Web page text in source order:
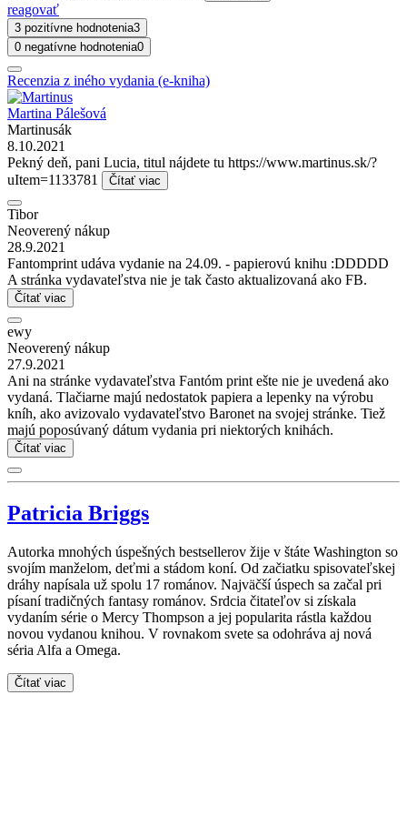
reagovať
3 pozitívne hodnotenia3
0 negatívne hodnotenia0
Recenzia z iného vydania (e-kniha)
Martina Pálešová
Martinusák
8.10.2021
Pekný deň, pani Lucia, titul nájdete tu https://www.martinus.sk/?
uItem=1133781
Čítať viac
Tibor
Neoverený nákup
28.9.2021
Fantomprint udáva vydanie na 24.09. - papierovú knihu :DDDDD
A stránka vydavateľstva nie je tak často aktualizovaná ako FB.
Čítať viac
ewy
Neoverený nákup
27.9.2021
Ani na stránke vydavateľstva Fantóm print ešte nie je uvedená ako
vydaná. Tlačiarne majú nedostatok papiera a lepenky na výrobu
kníh, ako avizovalo vydavateľstvo Baronet na svojej stránke. Tiež
majú poposúvaný dátum vydania pri niektorých knihách.
Čítať viac
Patricia Briggs
Autorka mnohých úspešných bestsellerov žije v štáte Washington so
svojím manželom, deťmi a stádom koní. Od začiatku spisovateľskej
dráhy napísala už spolu 17 románov. Najväčší úspech sa začal pri
písaní tradičných fantasy románov. Srdcia čitateľov si získala
vydaním série o Mercy Thompson a jej popularita rástla každou
novou vydanou knihou. V rovnakom svete sa odohráva aj nová
séria Alfa a Omega.
Čítať viac